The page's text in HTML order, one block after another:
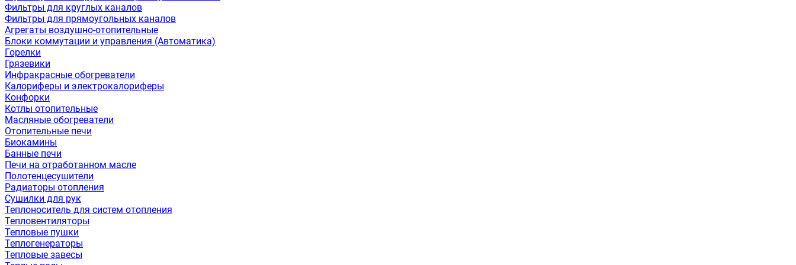
Фильтры для круглых каналов
Фильтры для прямоугольных каналов
Агрегаты воздушно-отопительные
Блоки коммутации и управления (Автоматика)
Горелки
Грязевики
Инфракрасные обогреватели
Калориферы и электрокалориферы
Конфорки
Котлы отопительные
Масляные обогреватели
Отопительные печи
Биокамины
Банные печи
Печи на отработанном масле
Полотенцесушители
Радиаторы отопления
Сушилки для рук
Теплоноситель для систем отопления
Тепловентиляторы
Тепловые пушки
Теплогенераторы
Тепловые завесы